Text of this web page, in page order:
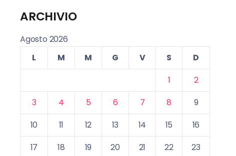
ARCHIVIO
Agosto 2026
L
M M G V S
D
1
2
3
4 5 6 7 8
9
10
11 12 13 14 15
16
17
18 19 20 21 22
23